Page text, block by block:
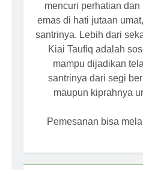
mencuri perhatian
emas di hati jutaan
santrinya. Lebih dari
Kiai Taufiq adalah
mampu dijadikan
santrinya dari segi
maupun kiprahnya
Pemesanan bisa